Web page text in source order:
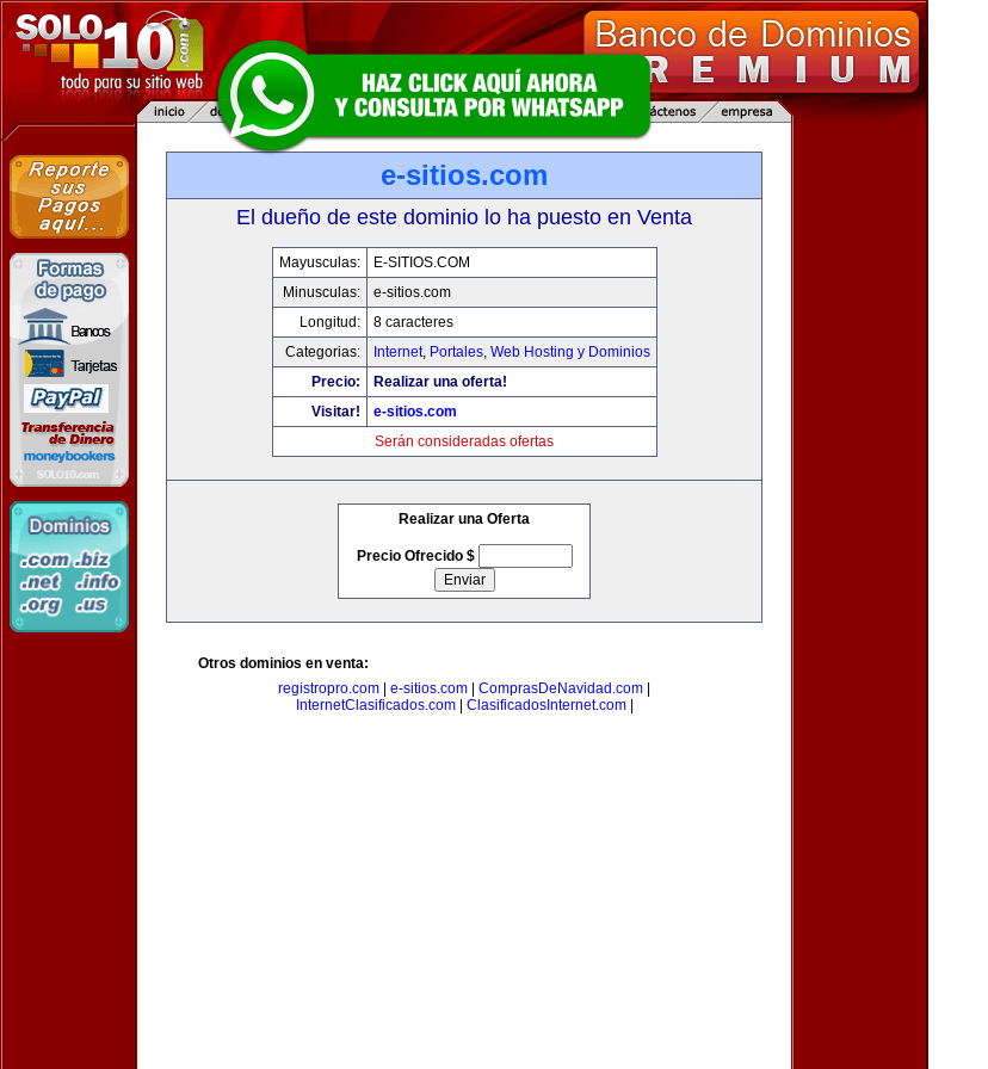
e-sitios.com
El dueño de este dominio lo ha puesto en Venta
Mayusculas:
E-SITIOS.COM
Minusculas:
e-sitios.com
Longitud:
8 caracteres
Categorias:
Internet, Portales, Web Hosting y Dominios
Precio:
Realizar una oferta!
Visitar!
e-sitios.com
Serán consideradas ofertas
Realizar una Oferta
Precio Ofrecido $
Otros dominios en venta:
registropro.com
e-sitios.com ComprasDeNavidad.com
InternetClasificados.com| ClasificadosInternet.com|